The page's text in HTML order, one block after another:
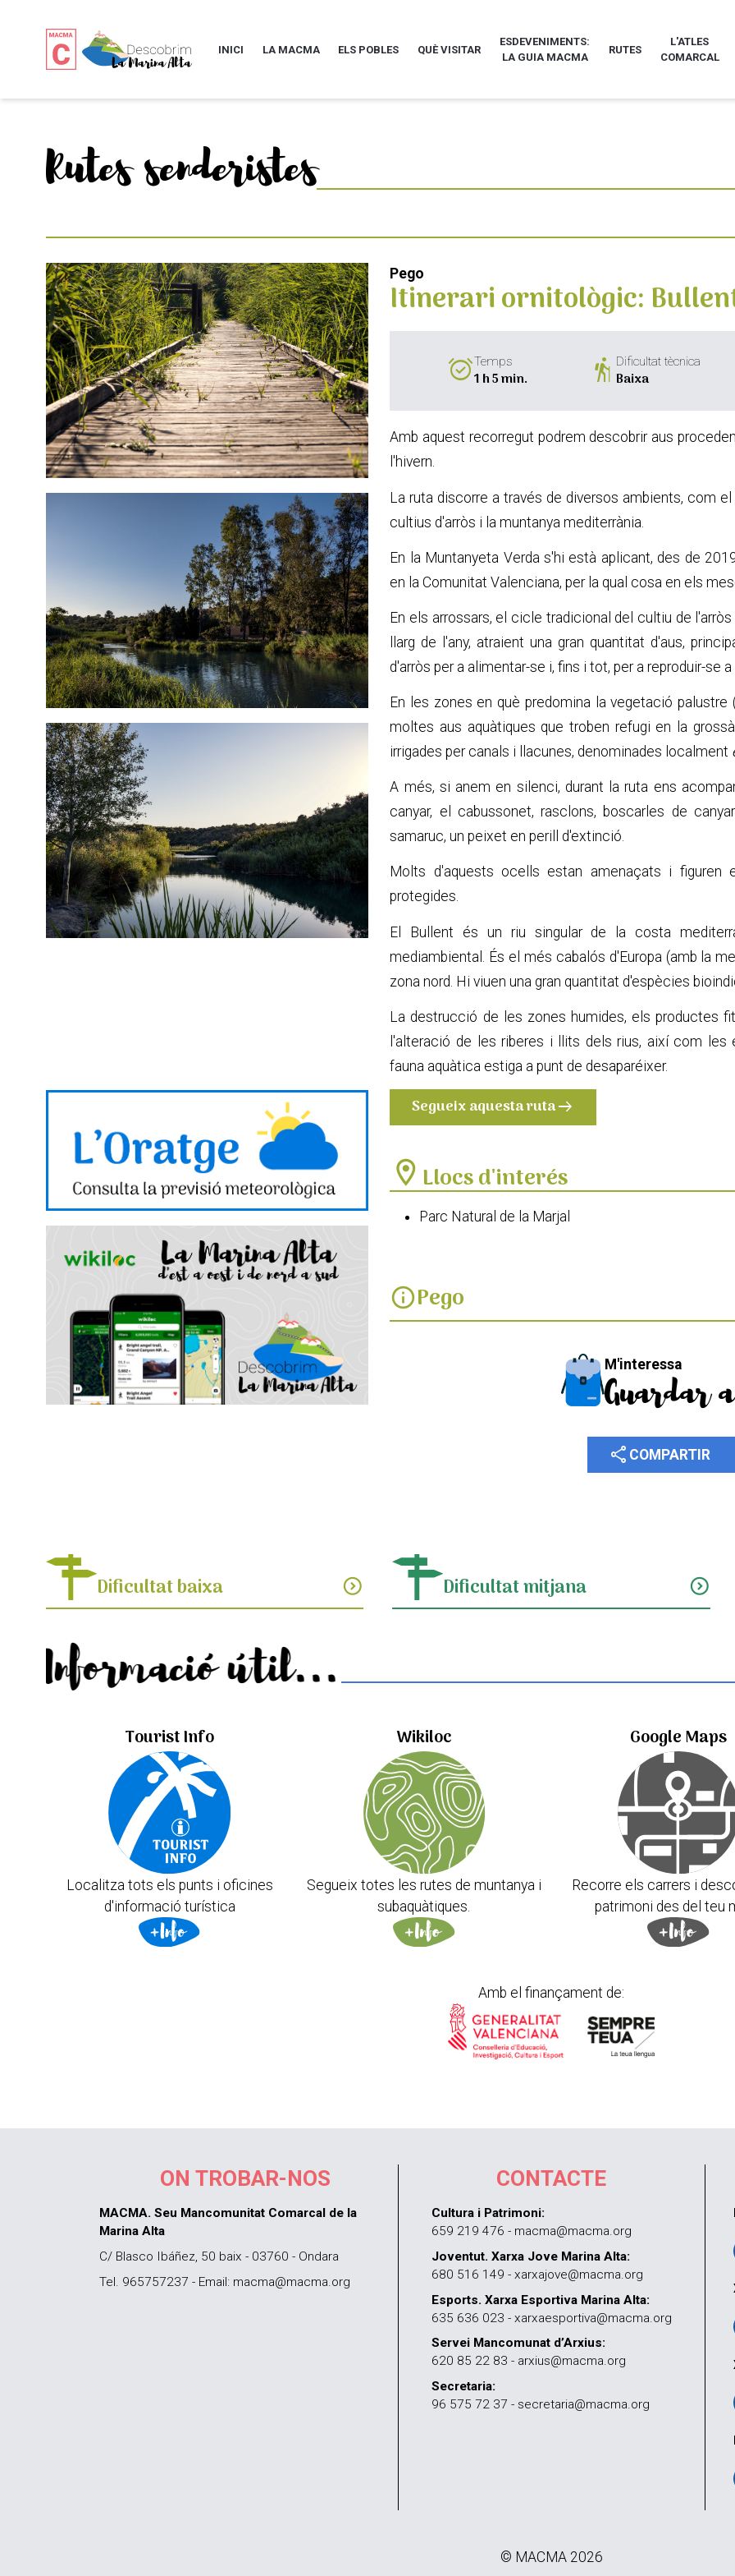
INICI LA MACMA ELS POBLES QUÈ VISITAR
ESDEVENIMENTS:
LA GUIA MACMA
RUTES
L'ATLES
COMARCAL
Rutes senderistes
Pego
Itinerari ornitològic:
alarm_onTemps
1 h 5 min. hiking Dificultat tècnica
Baixa
Amb aquest recorregut podrem descobrir aus
l'hivern.
La ruta discorre a través de diversos ambients, com
cultius d'arròs i la muntanya mediterrània.
En la Muntanyeta Verda s'hi està aplicant, des de
en la Comunitat Valenciana, per la qual cosa en els
En els arrossars, el cicle tradicional del cultiu de
llarg de l'any, atraient una gran quantitat d'aus,
d'arròs per a alimentar-se i, fins i tot, per a reproduir-se a
En les zones en què predomina la vegetació
moltes aus aquàtiques que troben refugi en la
irrigades per canals i llacunes, denominades localment
A més, si anem en silenci, durant la ruta ens
canyar, el cabussonet, rasclons, boscarles de
samaruc, un peixet en perill d'extinció.
Molts d'aquests ocells estan amenaçats i figuren
protegides.
El Bullent és un riu singular de la costa
mediambiental. És el més cabalós d'Europa (amb la
zona nord. Hi viuen una gran quantitat d'espècies
La destrucció de les zones humides, els productes
l'alteració de les riberes i llits dels rius, així com les
fauna aquàtica estiga a punt de desaparéixer.
Segueix aquesta rutaarrow_right_alt
location_on Llocs d'interés
Parc Natural de la Marjal
infoPego
M'interessa
Guardar
share COMPARTIR
Dificultat baixa expand_circle_down Dificultat mitjana expand_circle_down
Informació útil...
Tourist Info
Localitza tots els punts i oficines
d'informació turística
Wikiloc
Segueix totes les rutes de muntanya i
subaquàtiques.
Google Maps
Recorre els carrers i
patrimoni des del teu
Amb el finançament de:
ON TROBAR-NOS
MACMA. Seu Mancomunitat Comarcal de la
Marina Alta
C/ Blasco Ibáñez, 50 baix - 03760 - Ondara
Tel. 965757237 - Email: macma@macma.org
CONTACTE
Cultura i Patrimoni:
659 219 476 - macma@macma.org
Joventut. Xarxa Jove Marina Alta:
680 516 149 - xarxajove@macma.org
Esports. Xarxa Esportiva Marina Alta:
635 636 023 - xarxaesportiva@macma.org
Servei Mancomunat d’Arxius:
620 85 22 83 - arxius@macma.org
Secretaria:
96 575 72 37 - secretaria@macma.org
© MACMA 2026